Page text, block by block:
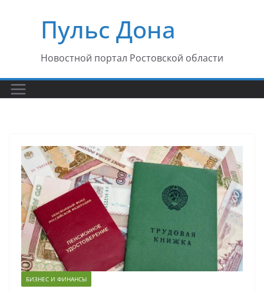
содержимомуПульс Дона
Новостной портал Ростовской области
БИЗНЕС И ФИНАНСЫ